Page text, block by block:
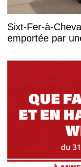
Sixt-Fer-à-
emportée par